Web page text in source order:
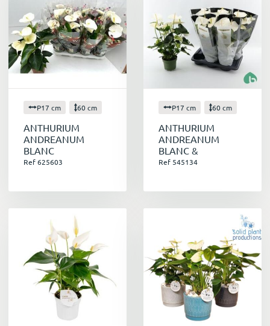
P17 cm 60 cm
ANTHURIUM
ANDREANUM
BLANC
Ref 625603
P17 cm 60 cm
ANTHURIUM
ANDREANUM
BLANC &
Ref 545134